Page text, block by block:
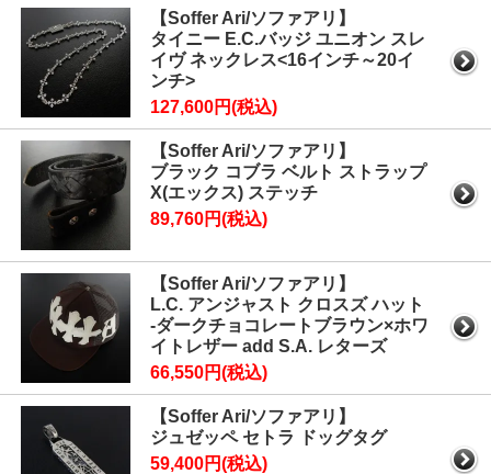
【Soffer Ari/ソファアリ】
タイニー E.C.バッジ ユニオン スレ
イヴ ネックレス<16インチ～20イ
ンチ>
127,600円(税込)
【Soffer Ari/ソファアリ】
ブラック コブラ ベルト ストラップ
X(エックス) ステッチ
89,760円(税込)
【Soffer Ari/ソファアリ】
L.C. アンジャスト クロスズ ハット
-ダークチョコレートブラウン×ホワ
イトレザー add S.A. レターズ
66,550円(税込)
【Soffer Ari/ソファアリ】
ジュゼッペ セトラ ドッグタグ
59,400円(税込)